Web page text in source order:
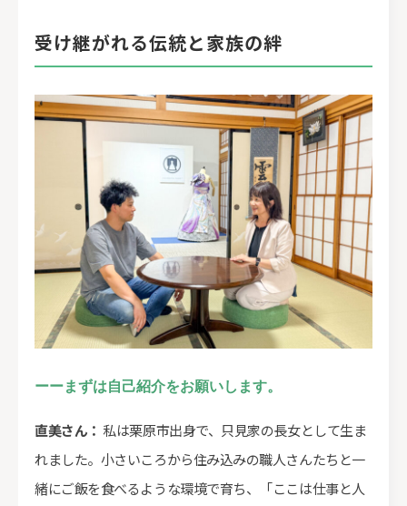
受け継がれる伝統と家族の絆
ーーまずは自己紹介をお願いします。
直美さん： 私は栗原市出身で、只見家の長女として生ま
れました。小さいころから住み込みの職人さんたちと一
緒にご飯を食べるような環境で育ち、「ここは仕事と人